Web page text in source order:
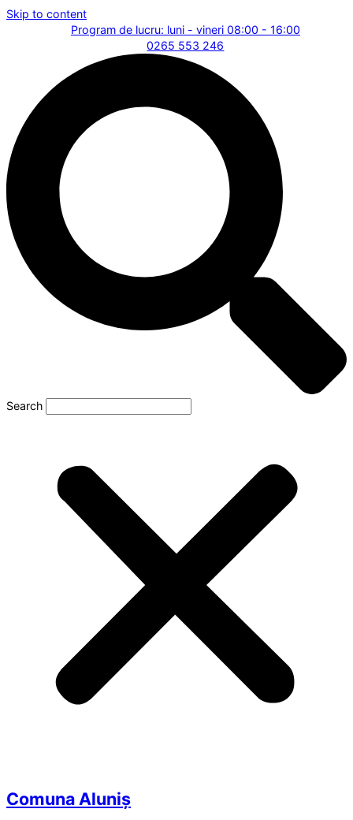
Skip to content
Program de lucru: luni - vineri 08:00 - 16:00
0265 553 246
Search
Comuna Aluniș